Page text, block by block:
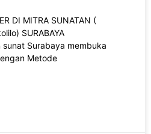
DI MITRA SUNATAN (
SURABAYA
sunat Surabaya membuka
Metode